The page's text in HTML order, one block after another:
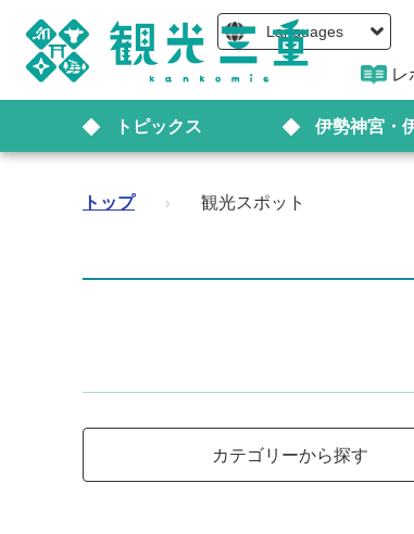
Languages
レ
トピックス 伊勢神宮・
トップ › 観光スポット
カテゴリーから探す